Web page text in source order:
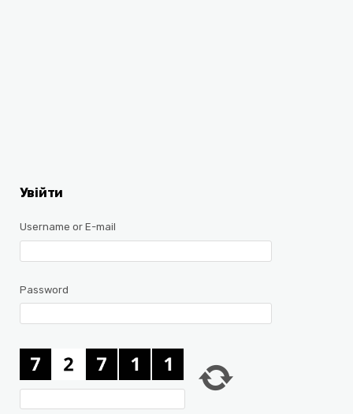
Увійти
Username or E-mail
Password